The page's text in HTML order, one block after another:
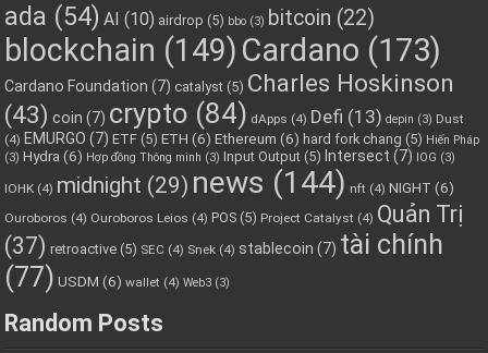
ada (54) AI (10) airdrop (5) bbo (3) bitcoin (22)
blockchain (149) Cardano (173)
Cardano Foundation (7) catalyst (5) Charles Hoskinson
(43) coin (7) crypto (84) dApps (4) Defi (13) depin (3) Dust
(4) EMURGO (7) ETF (5) ETH (6) Ethereum (6) hard fork chang (5) Hiến Pháp
(3) Hydra (6) Hợp đồng Thông minh (3) Input Output (5) Intersect (7) IOG (3)
IOHK (4) midnight (29) news (144) nft (4) NIGHT (6)
Ouroboros (4) Ouroboros Leios (4) POS (5) Project Catalyst (4) Quản Trị
(37) retroactive (5) SEC (4) Snek (4) stablecoin (7) tài chính
(77) USDM (6) wallet (4) Web3 (3)
Random Posts